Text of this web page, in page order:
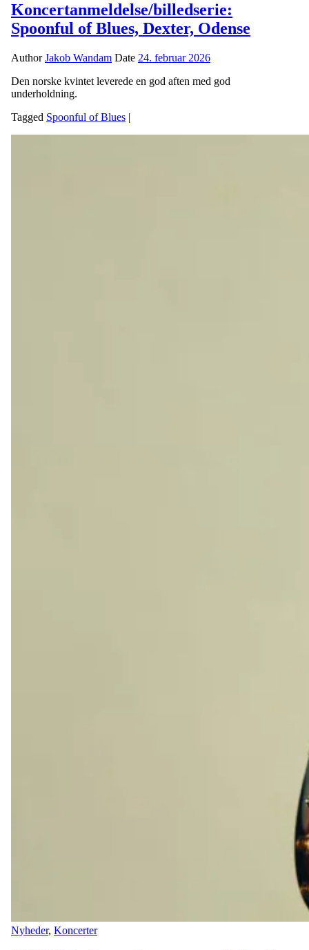
Koncertanmeldelse/billedserie:
Spoonful of Blues, Dexter, Odense
AuthorJakob Wandam Date 24. februar 2026
Den norske kvintet leverede en god aften med god
underholdning.
Tagged Spoonful of Blues |
Nyheder, Koncerter